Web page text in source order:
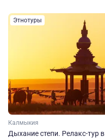
Этнотуры
Калмыкия
Дыхание степи. Релакс-тур в